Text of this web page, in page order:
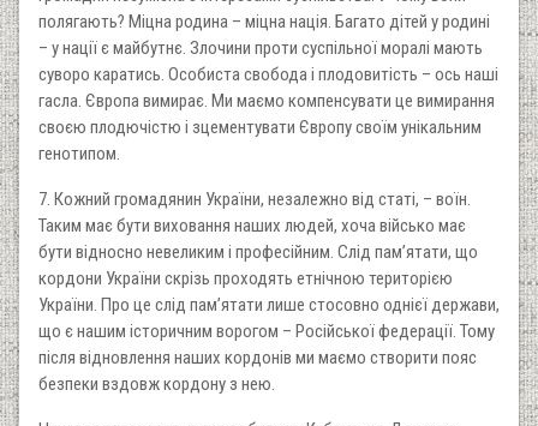
полягають? Міцна родина – міцна нація. Багато дітей у родині
– у нації є майбутнє. Злочини проти суспільної моралі мають
суворо каратись. Особиста свобода і плодовитість – ось наші
гасла. Європа вимирає. Ми маємо компенсувати це вимирання
своєю плодючістю і зцементувати Європу своїм унікальним
генотипом.
7. Кожний громадянин України, незалежно від статі, – воїн.
Таким має бути виховання наших людей, хоча військо має
бути відносно невеликим і професійним. Слід пам’ятати, що
кордони України скрізь проходять етнічною територією
України. Про це слід пам’ятати лише стосовно однієї держави,
що є нашим історичним ворогом – Російської федерації. Тому
після відновлення наших кордонів ми маємо створити пояс
безпеки вздовж кордону з нею.